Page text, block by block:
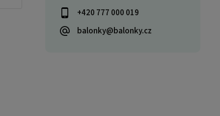
+420 777 000 019
balonky@balonky.cz